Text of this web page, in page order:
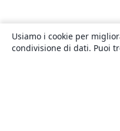
Usiamo i cookie per
condivisione di dati. Puoi